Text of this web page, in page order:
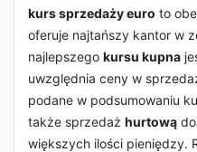
kurs sprzedaży euro to
oferuje najtańszy kantor w
najlepszego kursu kupna
uwzględnia ceny w
podane w podsumowaniu
także sprzedaż hurtową
większych ilości pieniędzy.